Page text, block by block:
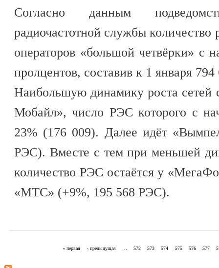
Согласно данным
радиочастотной службы количество
операторов «большой четвёрки» с
пролцентов, составив к 1 января
Наибольшую динамику роста сетей
Мобайл», число РЭС которого с
23% (176 009). Далее идёт
РЭС). Вместе с тем при меньшей
количество РЭС остаётся у
«МТС» (+9%, 195 568 РЭС).
« первая ‹ предыдущая … 572 573 574 575 576 577